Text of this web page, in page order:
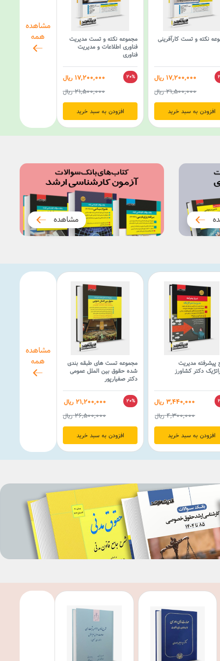
نکته و تست کارآفرینی
17,200,000 ریال
21,500,000 ریال
افزودن به سبد خرید
مجموعه نکته و تست مدیریت
فناوری اطلاعات و مدیریت
فناوری
20%
17,200,000 ریال
21,500,000 ریال
افزودن به سبد خرید
مشاهده
همه
مشاهده
مدیریت
دکتر کشاورز
3,440,000 ریال
4,300,000 ریال
افزودن به سبد خرید
مجموعه تست های طبقه بندی
شده حقوق بین الملل عمومی
دکتر صفیارپور
20%
21,200,000 ریال
26,500,000 ریال
افزودن به سبد خرید
مشاهده
همه